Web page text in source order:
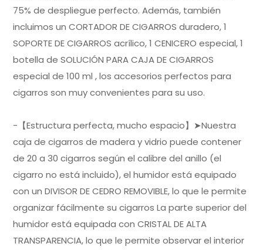
75% de despliegue perfecto. Además, también
incluimos un CORTADOR DE CIGARROS duradero, 1
SOPORTE DE CIGARROS acrílico, 1 CENICERO especial, 1
botella de SOLUCIÓN PARA CAJA DE CIGARROS
especial de 100 ml , los accesorios perfectos para
cigarros son muy convenientes para su uso.
-【Estructura perfecta, mucho espacio】➤Nuestra
caja de cigarros de madera y vidrio puede contener
de 20 a 30 cigarros según el calibre del anillo (el
cigarro no está incluido), el humidor está equipado
con un DIVISOR DE CEDRO REMOVIBLE, lo que le permite
organizar fácilmente su cigarros La parte superior del
humidor está equipada con CRISTAL DE ALTA
TRANSPARENCIA, lo que le permite observar el interior